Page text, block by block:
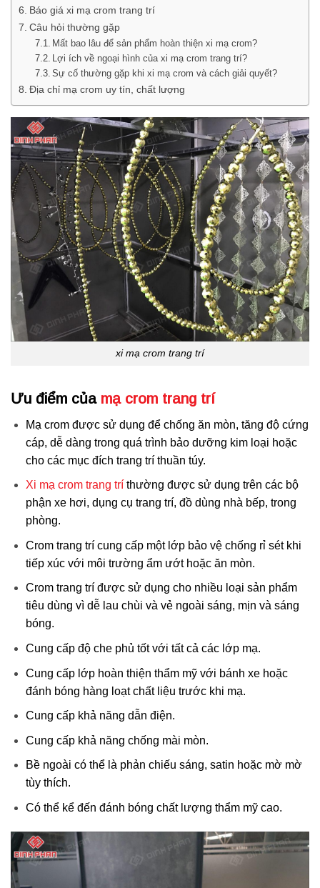
Báo giá xi mạ crom trang trí
Câu hỏi thường gặp
Mất bao lâu để sản phẩm hoàn thiện xi mạ crom?
Lợi ích về ngoại hình của xi mạ crom trang trí?
Sự cố thường gặp khi xi mạ crom và cách giải quyết?
Địa chỉ mạ crom uy tín, chất lượng
xi mạ crom trang trí
Ưu điểm của mạ crom trang trí
Mạ crom được sử dụng để chống ăn mòn, tăng độ cứng
cáp, dễ dàng trong quá trình bảo dưỡng kim loại hoặc
cho các mục đích trang trí thuần túy.
Xi mạ crom trang tríthường được sử dụng trên các bộ
phận xe hơi, dụng cụ trang trí, đồ dùng nhà bếp, trong
phòng.
Crom trang trí cung cấp một lớp bảo vệ chống rỉ sét khi
tiếp xúc với môi trường ẩm ướt hoặc ăn mòn.
Crom trang trí được sử dụng cho nhiều loại sản phẩm
tiêu dùng vì dễ lau chùi và vẻ ngoài sáng, mịn và sáng
bóng.
Cung cấp độ che phủ tốt với tất cả các lớp mạ.
Cung cấp lớp hoàn thiện thẩm mỹ với bánh xe hoặc
đánh bóng hàng loạt chất liệu trước khi mạ.
Cung cấp khả năng dẫn điện.
Cung cấp khả năng chống mài mòn.
Bề ngoài có thể là phản chiếu sáng, satin hoặc mờ mờ
tùy thích.
Có thể kể đến đánh bóng chất lượng thẩm mỹ cao.